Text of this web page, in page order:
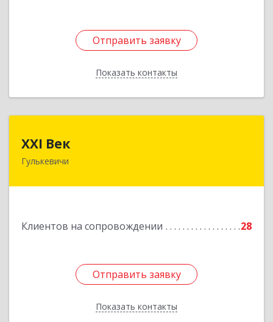
Отправить заявку
Показать контакты
Отправить заявку
Назад
XXI Век
Гулькевичи
Клиентов на сопровождении 28
Отправить заявку
Показать контакты
Отправить заявку
Назад